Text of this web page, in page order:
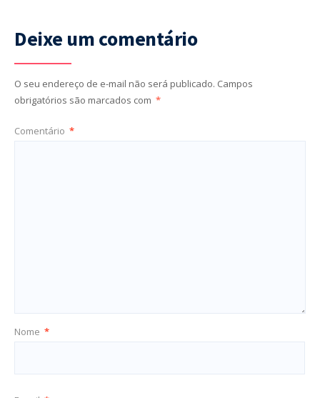
Deixe um comentário
O seu endereço de e-mail não será publicado. Campos
obrigatórios são marcados com *
Comentário *
Nome *